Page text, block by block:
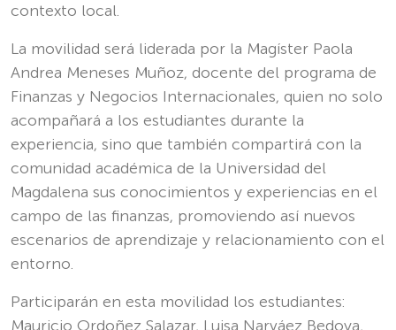
contexto local.
La movilidad será liderada por la Magíster Paola
Andrea Meneses Muñoz, docente del programa de
Finanzas y Negocios Internacionales, quien no solo
acompañará a los estudiantes durante la
experiencia, sino que también compartirá con la
comunidad académica de la Universidad del
Magdalena sus conocimientos y experiencias en el
campo de las finanzas, promoviendo así nuevos
escenarios de aprendizaje y relacionamiento con el
entorno.
Participarán en esta movilidad los estudiantes:
Mauricio Ordoñez Salazar, Luisa Narváez Bedoya,